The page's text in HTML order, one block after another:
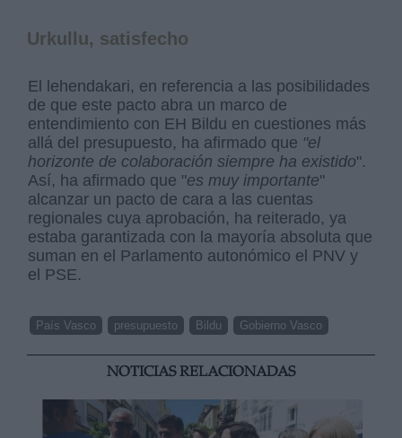
Urkullu, satisfecho
El lehendakari, en referencia a las posibilidades
de que este pacto abra un marco de
entendimiento con EH Bildu en cuestiones más
allá del presupuesto, ha afirmado que "el
horizonte de colaboración siempre ha existido".
Así, ha afirmado que "es muy importante"
alcanzar un pacto de cara a las cuentas
regionales cuya aprobación, ha reiterado, ya
estaba garantizada con la mayoría absoluta que
suman en el Parlamento autonómico el PNV y
el PSE.
País Vasco presupuesto Bildu Gobierno Vasco
NOTICIAS RELACIONADAS